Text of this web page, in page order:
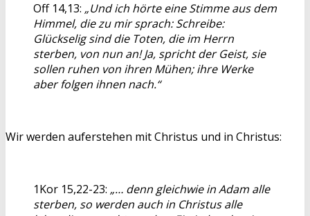
Off 14,13: „Und ich hörte eine Stimme aus dem
Himmel, die zu mir sprach: Schreibe:
Glückselig sind die Toten, die im Herrn
sterben, von nun an! Ja, spricht der Geist, sie
sollen ruhen von ihren Mühen; ihre Werke
aber folgen ihnen nach.“
Wir werden auferstehen mit Christus und in Christus:
1Kor 15,22-23: „… denn gleichwie in Adam alle
sterben, so werden auch in Christus alle